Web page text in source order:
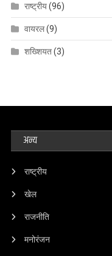
राष्ट्रीय(96)
वायरल(9)
शख्शियत(3)
अन्य
राष्ट्रीय
खेल
राजनीति
मनोरंजन